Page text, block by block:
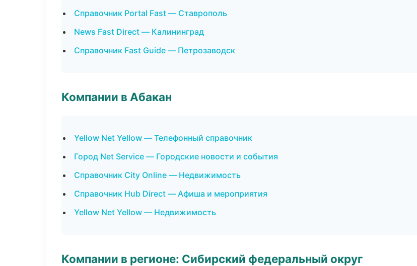
Справочник Portal Fast — Ставрополь
News Fast Direct — Калининград
Справочник Fast Guide — Петрозаводск
Компании в Абакан
Yellow Net Yellow — Телефонный справочник
Город Net Service — Городские новости и события
Справочник City Online — Недвижимость
Справочник Hub Direct — Афиша и мероприятия
Yellow Net Yellow — Недвижимость
Компании в регионе: Сибирский федеральный округ